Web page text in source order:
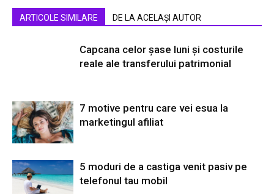
ARTICOLE SIMILARE DE LA ACELAȘI AUTOR
Capcana celor șase luni și costurile
reale ale transferului patrimonial
7 motive pentru care vei esua la
marketingul afiliat
5 moduri de a castiga venit pasiv pe
telefonul tau mobil